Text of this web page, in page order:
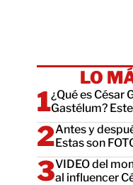
LO
¿Qué es César
Gastélum?
Antes y
Estas son
VIDEO del
al influencer